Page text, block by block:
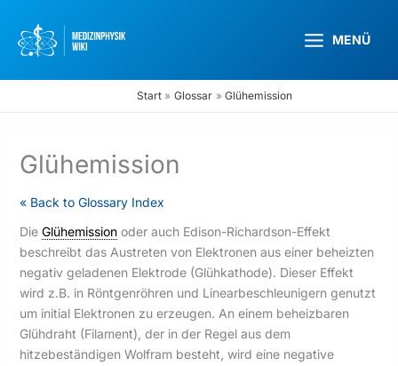
Inhalt
springen
MENÜ
Start Glossar Glühemission
Glühemission
« Back to Glossary Index
Die Glühemissionoder auch Edison-Richardson-Effekt
beschreibt das Austreten von Elektronen aus einer beheizten
negativ geladenen Elektrode (Glühkathode). Dieser Effekt
wird z.B. in Röntgenröhren und Linearbeschleunigern genutzt
um initial Elektronen zu erzeugen. An einem beheizbaren
Glühdraht (Filament), der in der Regel aus dem
hitzebeständigen Wolfram besteht, wird eine negative